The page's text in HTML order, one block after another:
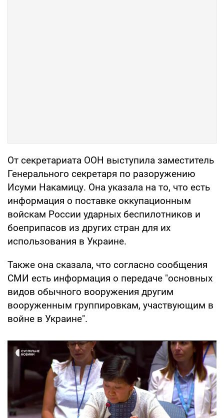
От секретариата ООН выступила заместитель
Генерального секретаря по разоружению
Исуми Накамицу. Она указала на то, что есть
информация о поставке оккупационным
войскам России ударных беспилотников и
боеприпасов из других стран для их
использования в Украине.
Также она сказала, что согласно сообщения
СМИ есть информация о передаче "основных
видов обычного вооружения другим
вооруженным группировкам, участвующим в
войне в Украине".